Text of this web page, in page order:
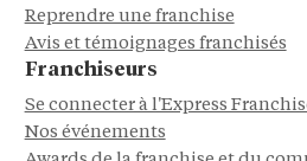
Reprendre une franchise
Avis et témoignages franchisés
Franchiseurs
Se connecter à l'Express
Nos événements